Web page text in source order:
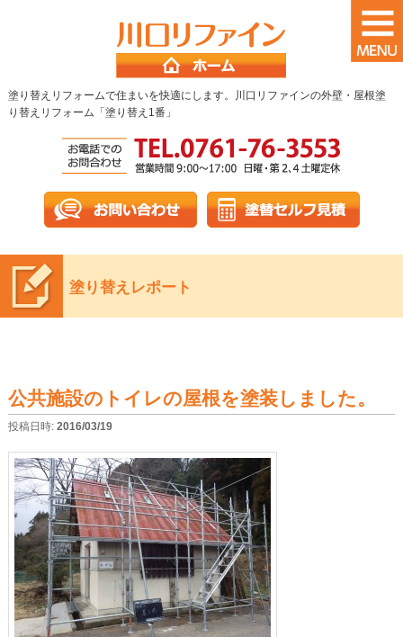
塗り替えリフォームで住まいを快適にします。川口リファインの外壁・屋根塗
り替えリフォーム「塗り替え1番」
塗り替えレポート
公共施設のトイレの屋根を塗装しました。
投稿日時: 2016/03/19